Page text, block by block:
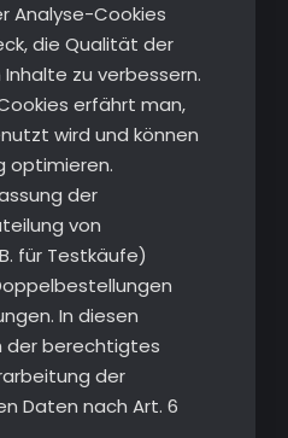
Analyse-Cookies
die Qualität der
zu verbessern.
erfährt man,
wird und können
optimieren.
der
von
für Testkäufe)
In diesen
der berechtigtes
der
Daten nach Art. 6